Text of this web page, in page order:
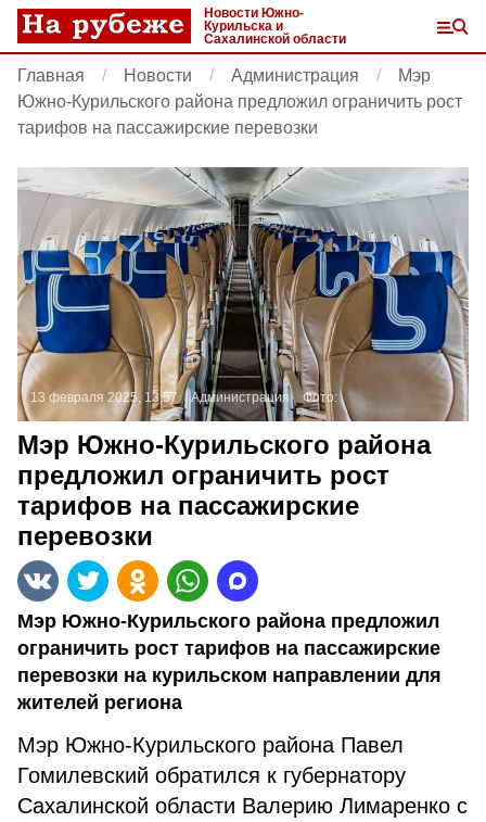
Новости Южно-
Курильска и
Сахалинской области
Главная Новости Администрация
Мэр
Южно-Курильского района предложил ограничить рост
тарифов на пассажирские перевозки
13 февраля 2025, 13:57 Администрация Фото:
Мэр Южно-Курильского района
предложил ограничить рост
тарифов на пассажирские
перевозки
Мэр Южно-Курильского района предложил
ограничить рост тарифов на пассажирские
перевозки на курильском направлении для
жителей региона
Мэр Южно-Курильского района Павел
Гомилевский обратился к губернатору
Сахалинской области Валерию Лимаренко с